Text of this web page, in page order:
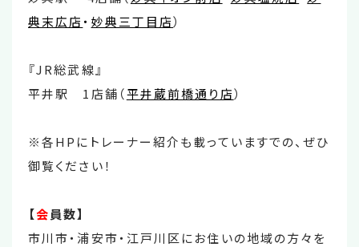
典末広店 ・ 妙典三丁目店）
『JR総武線』
平井駅 1店舗（平井蔵前橋通り店）
※各HPにトレーナー紹介も載っていますでの、ぜひ
御覧ください！
【会員数】
市川市・浦安市・江戸川区にお住いの地域の方々を